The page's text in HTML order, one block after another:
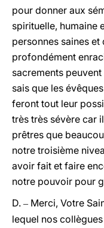
pour donner aux
spirituelle, humaine
personnes saines
profondément
sacrements
sais que les
feront tout leur
très très sévère car
prêtres que
notre troisième
avoir fait et faire
notre pouvoir pour
D. – Merci, Votre
lequel nos